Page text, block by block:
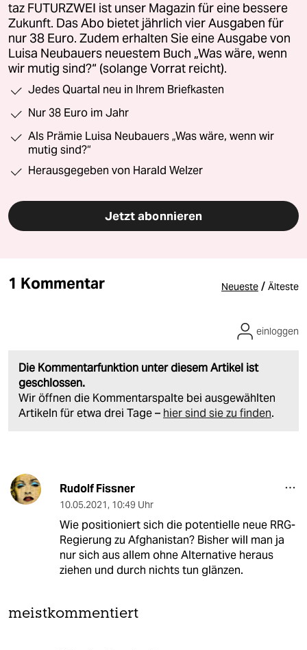
taz FUTURZWEI ist unser Magazin für eine bessere
Zukunft. Das Abo bietet jährlich vier Ausgaben für
nur 38 Euro. Zudem erhalten Sie eine Ausgabe von
Luisa Neubauers neuestem Buch „Was wäre, wenn
wir mutig sind?“ (solange Vorrat reicht).
Jedes Quartal neu in Ihrem Briefkasten
Nur 38 Euro im Jahr
Als Prämie Luisa Neubauers „Was wäre, wenn wir
mutig sind?“
Herausgegeben von Harald Welzer
Jetzt abonnieren
1 Kommentar Neueste / Älteste
Die Kommentarfunktion unter diesem Artikel ist
geschlossen.
Wir öffnen die Kommentarspalte bei ausgewählten
Artikeln für etwa drei Tage – hier sind sie zu finden.
einloggen
Rudolf Fissner
10.05.2021, 10:49 Uhr
Wie positioniert sich die potentielle neue RRG-
Regierung zu Afghanistan? Bisher will man ja
nur sich aus allem ohne Alternative heraus
ziehen und durch nichts tun glänzen.
meistkommentiert